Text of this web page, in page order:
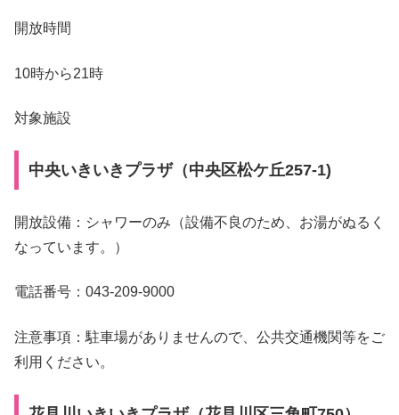
開放時間
10時から21時
対象施設
中央いきいきプラザ（中央区松ケ丘257-1)
開放設備：シャワーのみ（設備不良のため、お湯がぬるく
なっています。）
電話番号：043-209-9000
注意事項：駐車場がありませんので、公共交通機関等をご
利用ください。